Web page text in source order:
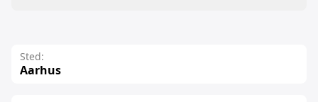
Sted:
Aarhus